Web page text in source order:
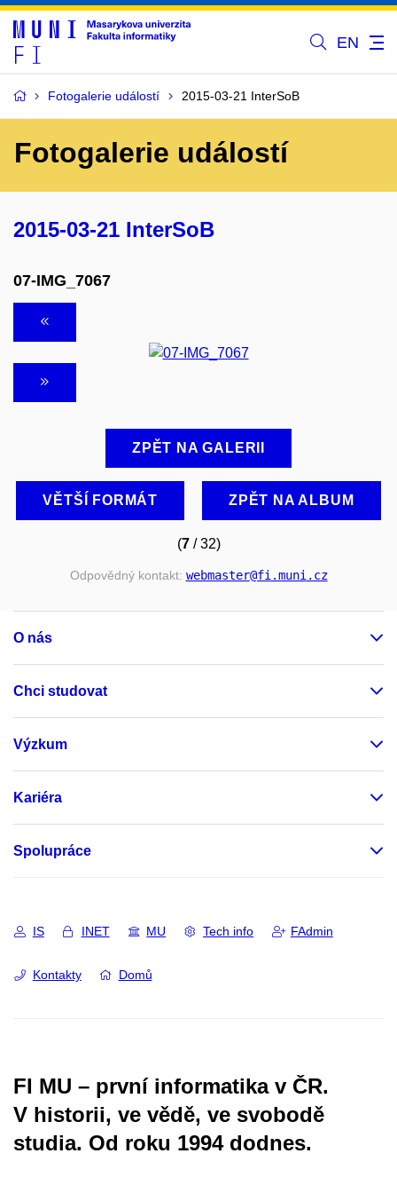
EN
Fotogalerie událostí 2015-03-21 InterSoB
Fotogalerie událostí
2015-03-21 InterSoB
07-IMG_7067
ZPĚT NA GALERII
VĚTŠÍ FORMÁT ZPĚT NA ALBUM
(7/ 32)
Odpovědný kontakt: webmaster@fi.muni.cz
O nás
Chci studovat
Výzkum
Kariéra
Spolupráce
IS INET MU Tech info FAdmin
Kontakty Domů
FI MU – první informatika v ČR.
V historii, ve vědě, ve svobodě
studia. Od roku 1994 dodnes.